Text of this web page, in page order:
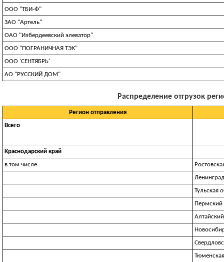
ООО "ТБИ-Ф"
ЗАО "Артель"
ОАО "Избердеевский элеватор"
ООО "ПОГРАНИЧНАЯ ТЭК"
ООО 'СЕНТЯБРЬ'
АО "РУССКИЙ ДОМ"
Распределение отгрузок
Регион отправления
Всего
Краснодарский край
в том числе
Тульская
Пермский